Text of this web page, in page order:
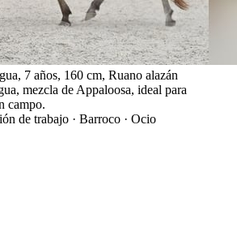
7 años, 160 cm, Ruano alazán
mezcla de Appaloosa, ideal para
campo.
de trabajo · Barroco · Ocio